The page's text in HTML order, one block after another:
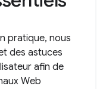
pratique, nous
des astuces
afin de
Web